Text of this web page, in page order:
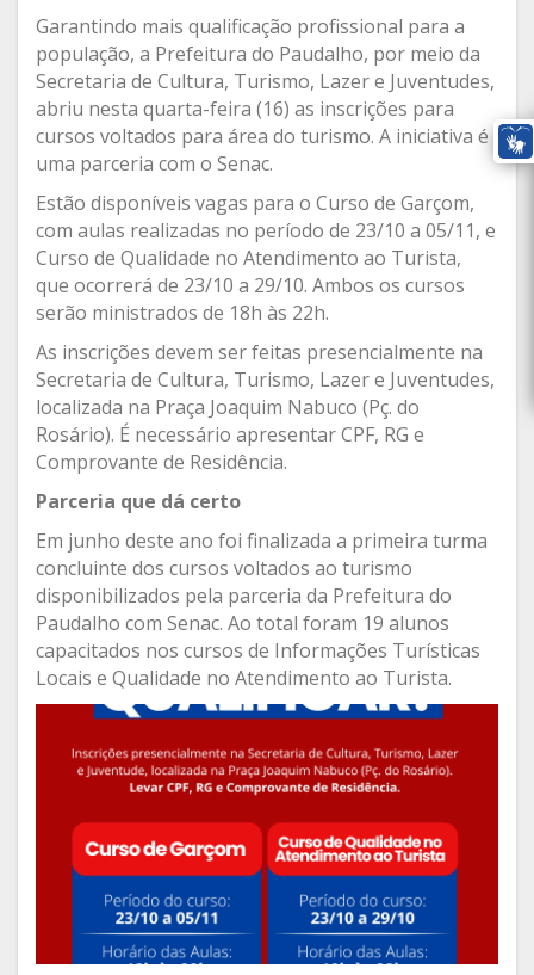
Garantindo mais qualificação profissional para a
população, a Prefeitura do Paudalho, por meio da
Secretaria de Cultura, Turismo, Lazer e Juventudes,
abriu nesta quarta-feira (16) as inscrições para
cursos voltados para área do turismo. A iniciativa é
uma parceria com o Senac.
Estão disponíveis vagas para o Curso de Garçom,
com aulas realizadas no período de 23/10 a 05/11, e
Curso de Qualidade no Atendimento ao Turista,
que ocorrerá de 23/10 a 29/10. Ambos os cursos
serão ministrados de 18h às 22h.
As inscrições devem ser feitas presencialmente na
Secretaria de Cultura, Turismo, Lazer e Juventudes,
localizada na Praça Joaquim Nabuco (Pç. do
Rosário). É necessário apresentar CPF, RG e
Comprovante de Residência.
Parceria que dá certo
Em junho deste ano foi finalizada a primeira turma
concluinte dos cursos voltados ao turismo
disponibilizados pela parceria da Prefeitura do
Paudalho com Senac. Ao total foram 19 alunos
capacitados nos cursos de Informações Turísticas
Locais e Qualidade no Atendimento ao Turista.